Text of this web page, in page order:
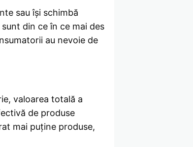
sau își schimbă
din ce în ce mai des
au nevoie de
valoarea totală a
de produse
mai puține produse,